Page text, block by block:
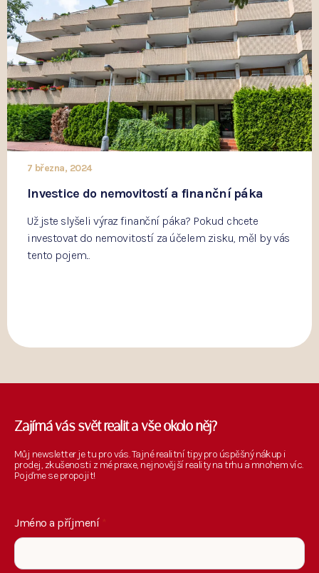
7 března, 2024
Investice do nemovitostí a finanční páka
Už jste slyšeli výraz finanční páka? Pokud chcete
investovat do nemovitostí za účelem zisku, měl by vás
tento pojem...
Zajímá vás svět realit a vše okolo něj?
Můj newsletter je tu pro vás. Tajné realitní tipy pro úspěšný nákup i
prodej, zkušenosti z mé praxe, nejnovější reality na trhu a mnohem víc.
Pojďme se propojit!
Jméno a příjmení